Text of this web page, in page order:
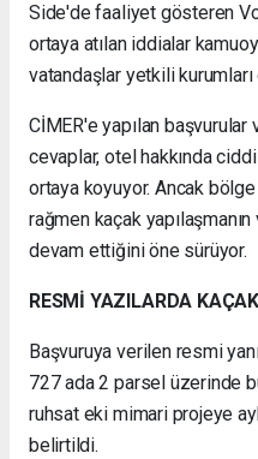
Side'de faaliyet gösteren
ortaya atılan iddialar
vatandaşlar yetkili kurumları
CİMER'e yapılan
cevaplar, otel hakkında
ortaya koyuyor. Ancak
rağmen kaçak
devam ettiğini öne sürüyor.
RESMİ YAZILARDA
Başvuruya verilen resmi
727 ada 2 parsel üzerinde
ruhsat eki mimari projeye
belirtildi.